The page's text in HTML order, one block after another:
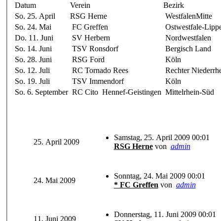
Datum Verein
Bezirk
So. 25. April
RSG Herne
WestfalenMitte
So. 24. Mai
FC Greffen
Ostwestfale-
Do. 11. Juni
SV Herbern
Nordwestfalen
So. 14. Juni
TSV Ronsdorf
Bergisch Land
So. 28. Juni
RSG Ford
Köln
So. 12. Juli
RC Tornado Rees
Rechter
So. 19. Juli
TSV Immendorf
Köln
So. 6. September RC Cito Hennef-Geistingen Mittelrhein-Süd
25. April 2009
Samstag, 25. April 2009 00:01
RSG Herne von admin
24. Mai 2009
Sonntag, 24. Mai 2009 00:01
* FC Greffen von admin
11. Juni 2009
Donnerstag, 11. Juni 2009 00:01